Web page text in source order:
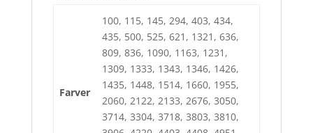
Farver
100, 115, 145, 294, 403, 434,
435, 500, 525, 621, 1321, 636,
809, 836, 1090, 1163, 1231,
1309, 1333, 1343, 1346, 1426,
1435, 1448, 1514, 1660, 1955,
2060, 2122, 2133, 2676, 3050,
3714, 3304, 3718, 3803, 3810,